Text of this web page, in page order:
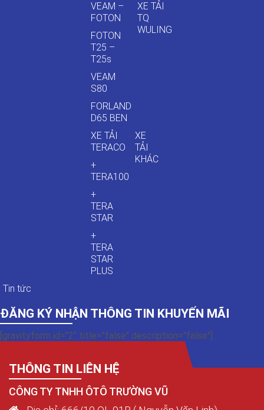
VEAM –
FOTON
FOTON
T25 –
T25s
VEAM
S80
FORLAND
D65 BEN
XE TẢI
TQ
WULING
XE TẢI
TERACO
+
TERA100
+
TERA
STAR
+
TERA
STAR
PLUS
XE
TẢI
KHÁC
Tin tức
ĐĂNG KÝ NHẬN THÔNG TIN KHUYẾN MÃI
[gravityform id="2" title="false" description="false"]
THÔNG TIN LIÊN HỆ
CÔNG TY TNHH ÔTÔ TRƯỜNG VŨ